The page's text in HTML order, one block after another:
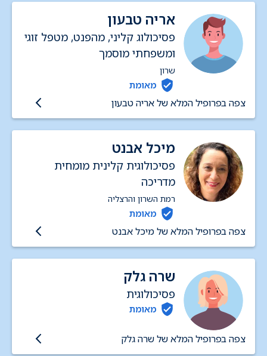
אריה טבעון
פסיכולוג קליני, מהפנט, מטפל זוגי
ומשפחתי מוסמך
שרון
מאומת
צפה בפרופיל המלא של אריה טבעון
מיכל אבנט
פסיכולוגית קלינית מומחית
מדריכה
רמת השרון והרצליה
מאומת
צפה בפרופיל המלא של מיכל אבנט
שרה גלק
פסיכולוגית
מאומת
צפה בפרופיל המלא של שרה גלק